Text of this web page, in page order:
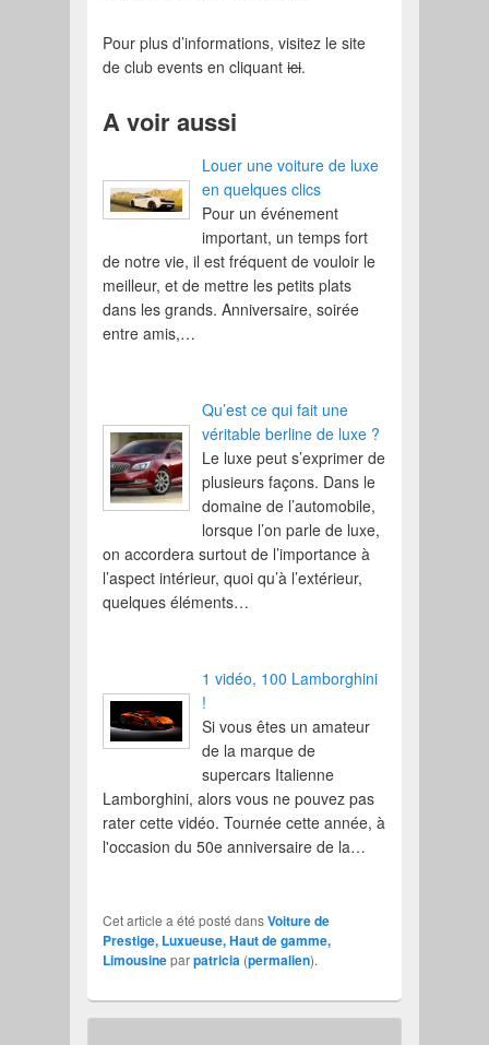
Pour plus d’informations, visitez le site
de club events en cliquantici.
A voir aussi
Louer une voiture de luxe
en quelques clics
Pour un événement
important, un temps fort
de notre vie, il est fréquent de vouloir le
meilleur, et de mettre les petits plats
dans les grands. Anniversaire, soirée
entre amis,…
Qu’est ce qui fait une
véritable berline de luxe ?
Le luxe peut s’exprimer de
plusieurs façons. Dans le
domaine de l’automobile,
lorsque l’on parle de luxe,
on accordera surtout de l’importance à
l’aspect intérieur, quoi qu’à l’extérieur,
quelques éléments…
1 vidéo, 100 Lamborghini
!
Si vous êtes un amateur
de la marque de
supercars Italienne
Lamborghini, alors vous ne pouvez pas
rater cette vidéo. Tournée cette année, à
l'occasion du 50e anniversaire de la…
Cet article a été posté dansVoiture de
Prestige, Luxueuse, Haut de gamme,
Limousineparpatricia (permalien).